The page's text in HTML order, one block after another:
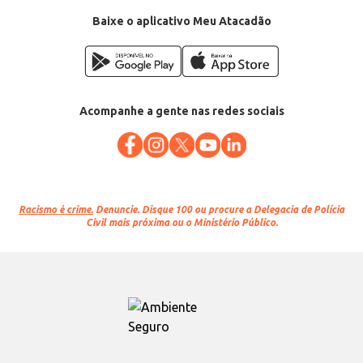
Baixe o aplicativo Meu Atacadão
Acompanhe a gente nas redes sociais
Racismo é crime. Denuncie. Disque 100 ou procure a Delegacia de Polícia
Civil mais próxima ou o Ministério Público.